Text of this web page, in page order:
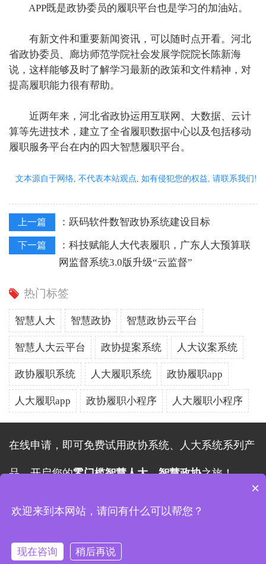
APP既是政协委员的履职平台也是学习的加油站。
有新文件和重要新闻资讯，可以随时点开看。河北
省政协委员、廊坊师范学院社会发展学院院长陈新海
说，这样能够及时了解学习最新的政策和文件精神，对
提高履职能力很有帮助。
近两年来，河北省政协运用互联网、大数据、云计
算等先进技术，建立了全省履职数据中心以及包括移动
履职服务平台在内的四大智慧履职平台。
文本源自于网络, 不代表本站观点, 如有侵犯您的权益, 请联系我们!
上一篇 ： 跃码软件数智政协系统建设目标
下一篇 ： 科技赋能人大代表履职，广东人大预算联
网监督系统3.0版升级“云监督”
热门标签
智慧人大 智慧政协 智慧政协云平台
智慧人大云平台 政协提案系统 人大议案系统
政协履职系统 人大履职系统 政协履职app
人大履职app 政协履职小程序 人大履职小程序
在线申请，即可免费试用政协系统、人大系统系列产
品，开启您的零门槛智慧人大、智慧政协之旅！
在线申请
版权所有 Copyright©2026
×
欢迎来到本网站，请问有什么可以帮您？
现在咨询 稍后再说